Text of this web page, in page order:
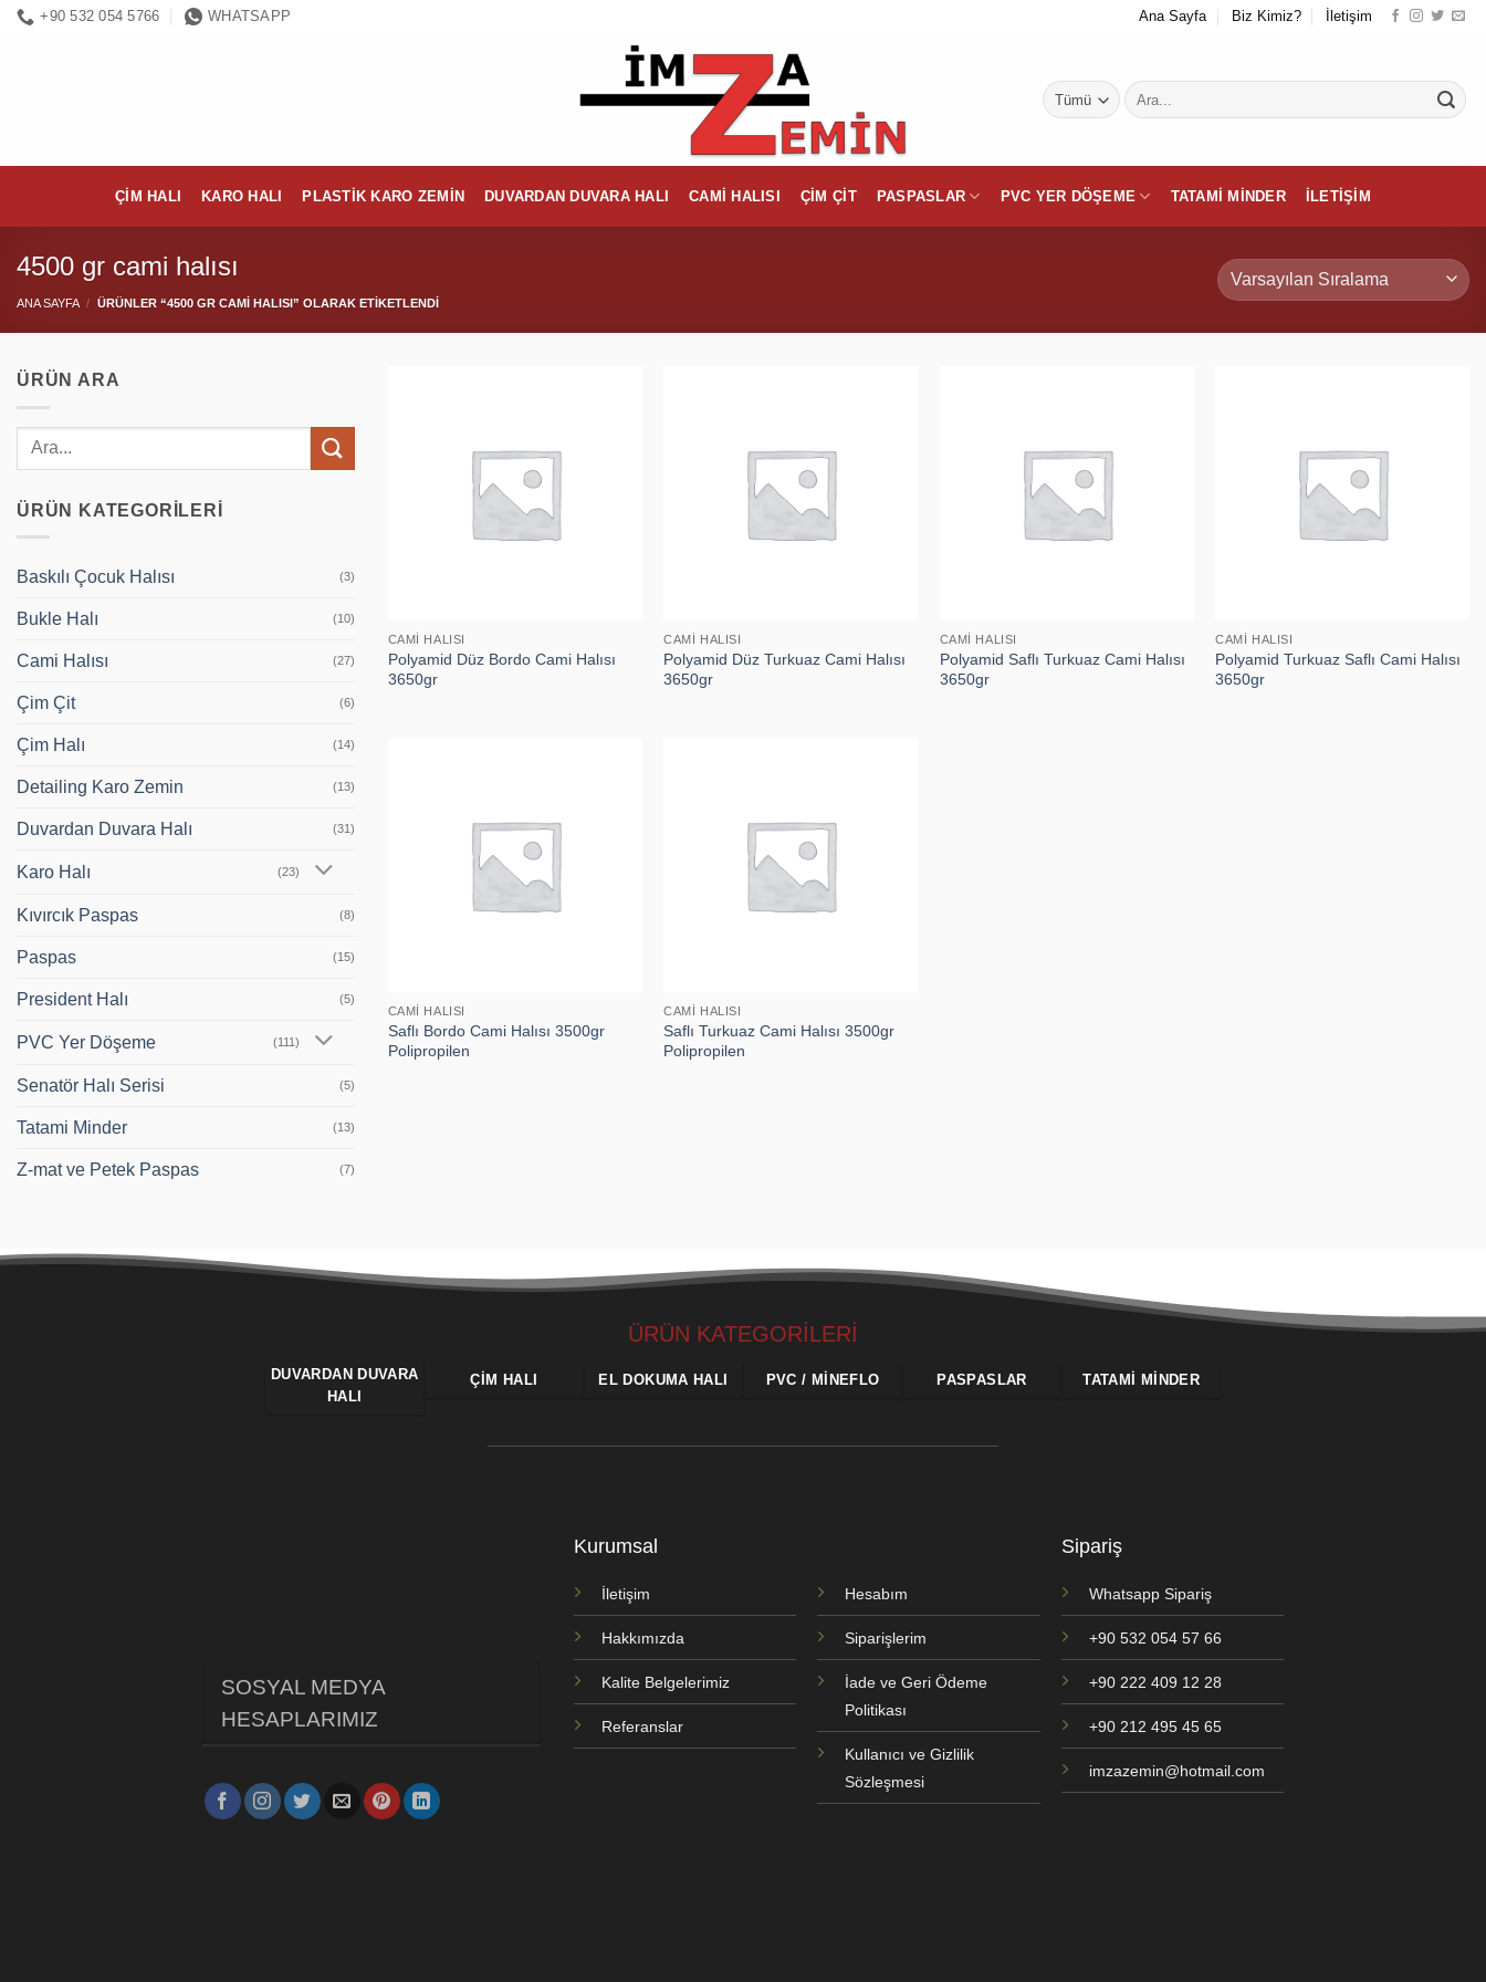
İçeriğe+90 532 054 5766 WHATSAPP Ana Sayfa Biz Kimiz? İletişim
Ara:
ÇIM HALI KARO HALI PLASTIK KARO ZEMIN DUVARDAN DUVARA HALI CAMI HALISI ÇIM ÇIT PASPASLAR PVC YER DÖŞEME TATAMI MINDER İLETIŞIM
4500 gr cami halısı
ANA SAYFA / ÜRÜNLER “4500 GR CAMI HALISI” OLARAK ETIKETLENDI
ÜRÜN ARA
ÜRÜN KATEGORILERI
Baskılı Çocuk Halısı (3)
Bukle Halı (10)
Cami Halısı (27)
Çim Çit (6)
Çim Halı (14)
Detailing Karo Zemin (13)
Duvardan Duvara Halı (31)
Karo Halı (23)
Kıvırcık Paspas (8)
Paspas (15)
President Halı (5)
PVC Yer Döşeme (111)
Senatör Halı Serisi (5)
Tatami Minder (13)
Z-mat ve Petek Paspas (7)
CAMI HALISI
Polyamid Düz Bordo Cami Halısı
3650gr
CAMI HALISI
Polyamid Düz Turkuaz Cami Halısı
3650gr
CAMI HALISI
Polyamid Saflı Turkuaz Cami Halısı
3650gr
CAMI HALISI
Polyamid Turkuaz Saflı Cami Halısı
3650gr
CAMI HALISI
Saflı Bordo Cami Halısı 3500gr
Polipropilen
CAMI HALISI
Saflı Turkuaz Cami Halısı 3500gr
Polipropilen
ÜRÜN KATEGORİLERİ
DUVARDAN DUVARA
HALI
ÇIM HALI EL DOKUMA HALI PVC / MINEFLO PASPASLAR TATAMI MINDER
SOSYAL MEDYA
HESAPLARIMIZ
Kurumsal
İletişim
Hakkımızda
Kalite Belgelerimiz
Referanslar
Hesabım
Siparişlerim
İade ve Geri Ödeme
Politikası
Kullanıcı ve Gizlilik
Sözleşmesi
Sipariş
Whatsapp Sipariş
+90 532 054 57 66
+90 222 409 12 28
+90 212 495 45 65
imzazemin@hotmail.com